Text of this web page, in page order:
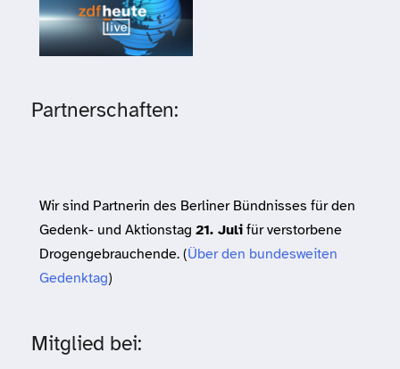
Partnerschaften:
Wir sind Partnerin des Berliner Bündnisses für den
Gedenk- und Aktionstag 21. Julifür verstorbene
Drogengebrauchende. (Über den bundesweiten
Gedenktag)
Mitglied bei: